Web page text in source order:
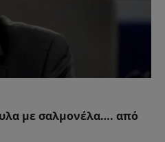
με σαλμονέλα…. από